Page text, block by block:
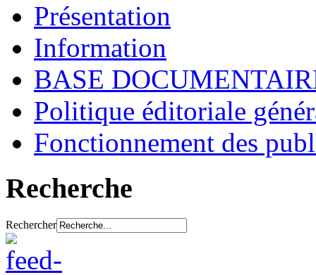
Présentation
Information
BASE
Politique éditoriale
Fonctionnement des
Recherche
Rechercher